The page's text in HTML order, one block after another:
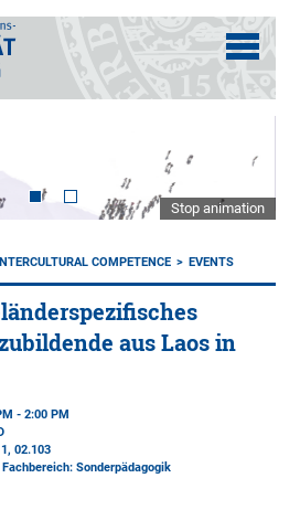
Stop animation
COMPETENCE EVENTS
aus Laos in
- 2:00 PM
, 02.103
Sonderpädagogik